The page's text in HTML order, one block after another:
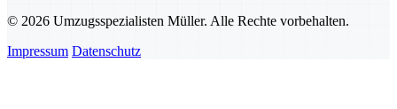
© 2026 Umzugsspezialisten Müller. Alle Rechte vorbehalten.
Impressum Datenschutz